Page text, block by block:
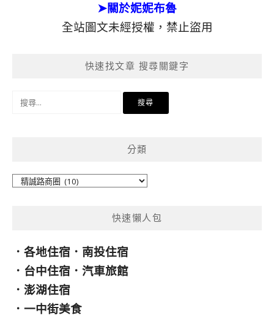
➤關於妮妮布魯
全站圖文未經授權，禁止盜用
快速找文章 搜尋關鍵字
分類
快速懶人包
． 各地住宿 ． 南投住宿
． 台中住宿 ． 汽車旅館
． 澎湖住宿
． 一中街美食